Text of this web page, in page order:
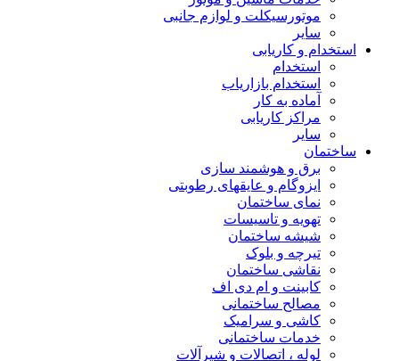
موتورسیکلت و لوازم جانبی
سایر
استخدام و کاریابی
استخدام
استخدام بازاریاب
آماده به کار
مراکز کاریابی
سایر
ساختمان
برق و هوشمند سازی
ایزوگام و عایقهای رطوبتی
نمای ساختمان
تهویه و تاسیسات
شیشه ساختمان
تیرچه و بلوک
نقاشی ساختمان
کابینت و ام دی اف
مصالح ساختمانی
کاشی و سرامیک
خدمات ساختمانی
لوله ، اتصالات و شیرآلات